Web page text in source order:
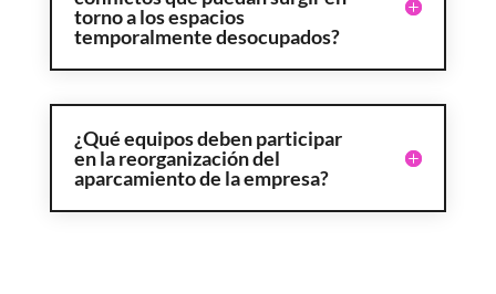
torno a los espacios
temporalmente desocupados?
¿Qué equipos deben participar
en la reorganización del
aparcamiento de la empresa?